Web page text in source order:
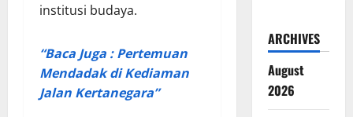
institusi budaya.
“Baca Juga : Pertemuan
Mendadak di Kediaman
Jalan Kertanegara”
ARCHIVES
August
2026